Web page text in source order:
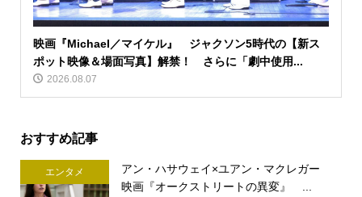
映画『Michael／マイケル』 ジャクソン5時代の【新ス
ポット映像＆場面写真】解禁！ さらに「劇中使用...
2026.08.07
おすすめ記事
エンタメ
アン・ハサウェイ×ユアン・マクレガー
映画『オークストリートの異変』 ...